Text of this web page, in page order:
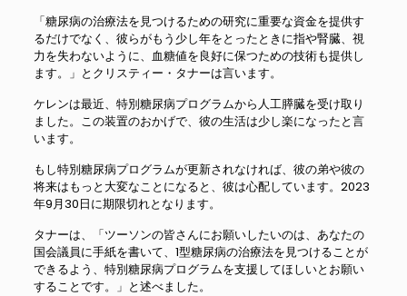
「糖尿病の治療法を見つけるための研究に重要な資金を提供す
るだけでなく、彼らがもう少し年をとったときに指や腎臓、視
力を失わないように、血糖値を良好に保つための技術も提供し
ます。」とクリスティー・タナーは言います。
ケレンは最近、特別糖尿病プログラムから人工膵臓を受け取り
ました。この装置のおかげで、彼の生活は少し楽になったと言
います。
もし特別糖尿病プログラムが更新されなければ、彼の弟や彼の
将来はもっと大変なことになると、彼は心配しています。2023
年9月30日に期限切れとなります。
タナーは、「ツーソンの皆さんにお願いしたいのは、あなたの
国会議員に手紙を書いて、1型糖尿病の治療法を見つけることが
できるよう、特別糖尿病プログラムを支援してほしいとお願い
することです。」と述べました。